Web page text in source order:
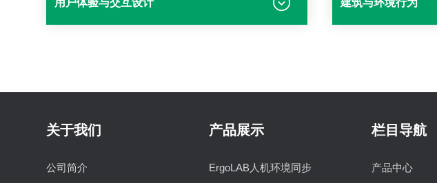
关于我们
公司简介
产品展示
ErgoLAB人机环境同步
栏目导航
产品中心